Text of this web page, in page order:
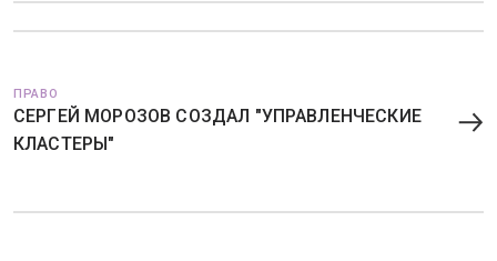
ПРАВО
СЕРГЕЙ МОРОЗОВ СОЗДАЛ "УПРАВЛЕНЧЕСКИЕ
КЛАСТЕРЫ"